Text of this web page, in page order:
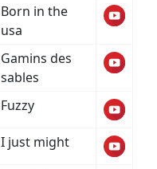
Born in the
usa
Gamins des
sables
Fuzzy
I just might